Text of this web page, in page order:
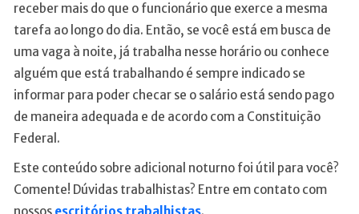
receber mais do que o funcionário que exerce a mesma
tarefa ao longo do dia. Então, se você está em busca de
uma vaga à noite, já trabalha nesse horário ou conhece
alguém que está trabalhando é sempre indicado se
informar para poder checar se o salário está sendo pago
de maneira adequada e de acordo com a Constituição
Federal.
Este conteúdo sobre adicional noturno foi útil para você?
Comente! Dúvidas trabalhistas? Entre em contato com